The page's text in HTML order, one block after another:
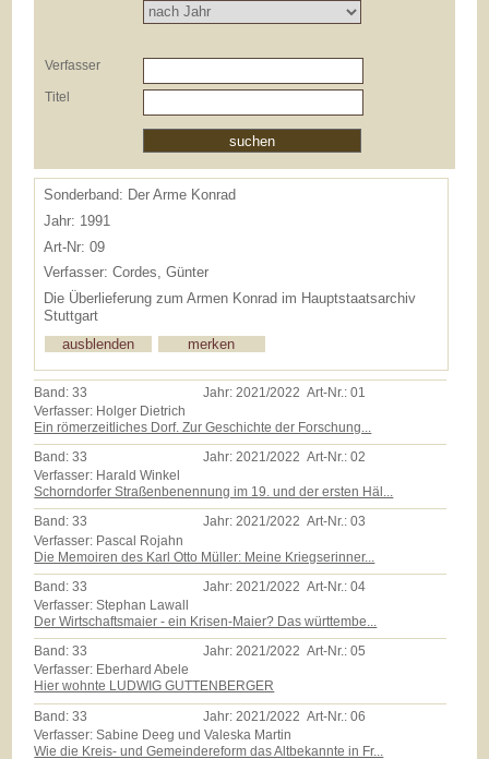
Verfasser
Titel
Sonderband: Der Arme Konrad
Jahr: 1991
Art-Nr: 09
Verfasser: Cordes, Günter
Die Überlieferung zum Armen Konrad im Hauptstaatsarchiv
Stuttgart
Band:33 Jahr: 2021/2022 Art-Nr.:01
Verfasser: Holger Dietrich
Ein römerzeitliches Dorf. Zur Geschichte der Forschung...
Band:33 Jahr:2021/2022 Art-Nr.:02
Verfasser: Harald Winkel
Schorndorfer Straßenbenennung im 19. und der ersten Häl...
Band:33 Jahr:2021/2022 Art-Nr.:03
Verfasser: Pascal Rojahn
Die Memoiren des Karl Otto Müller: Meine Kriegserinner...
Band:33 Jahr:2021/2022 Art-Nr.:04
Verfasser: Stephan Lawall
Der Wirtschaftsmaier - ein Krisen-Maier? Das württembe...
Band:33 Jahr:2021/2022 Art-Nr.:05
Verfasser: Eberhard Abele
Hier wohnte LUDWIG GUTTENBERGER
Band:33 Jahr: 2021/2022 Art-Nr.:06
Verfasser: Sabine Deeg und Valeska Martin
Wie die Kreis- und Gemeindereform das Altbekannte in Fr...